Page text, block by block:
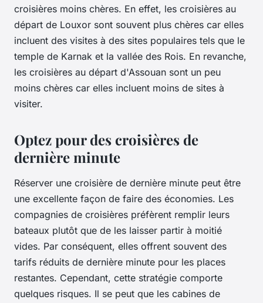
croisières moins chères. En effet, les croisières au
départ de Louxor sont souvent plus chères car elles
incluent des visites à des sites populaires tels que le
temple de Karnak et la vallée des Rois. En revanche,
les croisières au départ d'Assouan sont un peu
moins chères car elles incluent moins de sites à
visiter.
Optez pour des croisières de
dernière minute
Réserver une croisière de dernière minute peut être
une excellente façon de faire des économies. Les
compagnies de croisières préfèrent remplir leurs
bateaux plutôt que de les laisser partir à moitié
vides. Par conséquent, elles offrent souvent des
tarifs réduits de dernière minute pour les places
restantes. Cependant, cette stratégie comporte
quelques risques. Il se peut que les cabines de